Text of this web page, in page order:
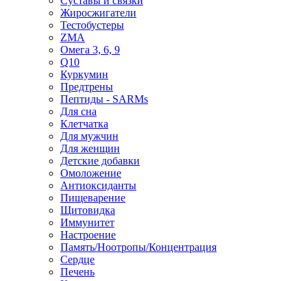
Жиросжигатели
Тестобустеры
ZMA
Омега 3, 6, 9
Q10
Куркумин
Предтрены
Пептиды - SARMs
Для сна
Клетчатка
Для мужчин
Для женщин
Детские добавки
Омоложение
Антиоксиданты
Пищеварение
Щитовидка
Иммунитет
Настроение
Память/Ноотропы/Концентрация
Сердце
Печень